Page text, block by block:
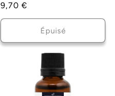
Prix
habituel
9,70 €
Épuisé